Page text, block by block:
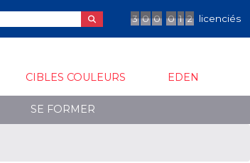
3 0 0 0 1 2 licenciés
CIBLES COULEURS EDEN
SE FORMER